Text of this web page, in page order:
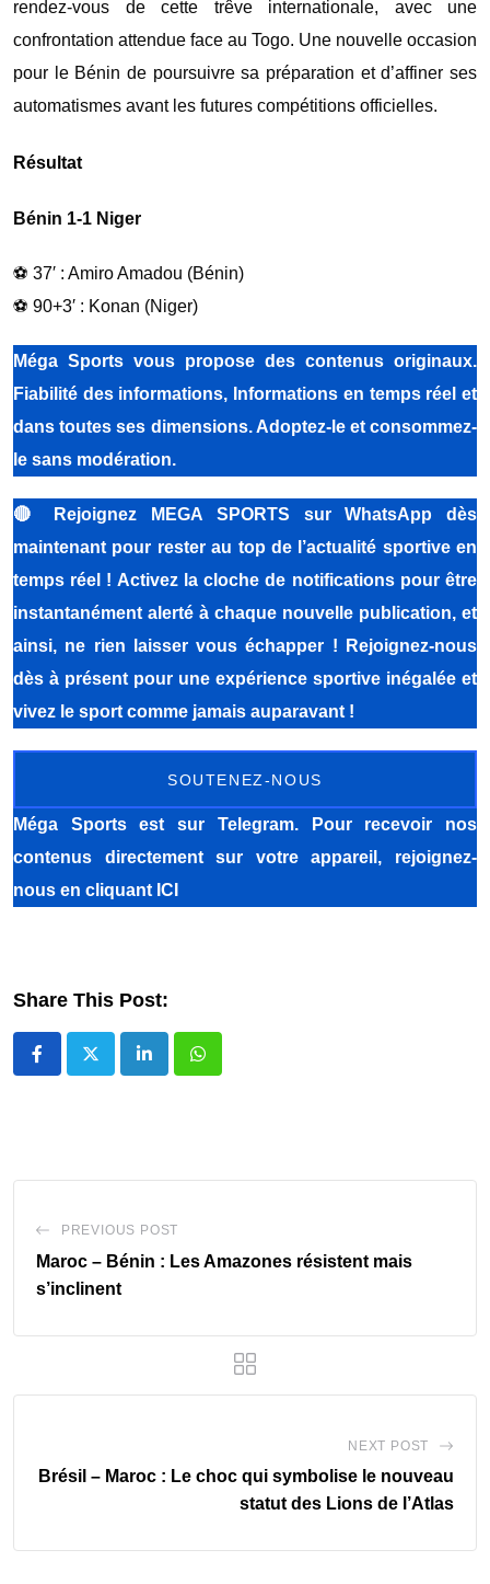
rendez-vous de cette trêve internationale, avec une
confrontation attendue face au Togo. Une nouvelle occasion
pour le Bénin de poursuivre sa préparation et d’affiner ses
automatismes avant les futures compétitions officielles.
Résultat
Bénin 1-1 Niger
⚽ 37′ : Amiro Amadou (Bénin)
⚽ 90+3′ : Konan (Niger)
Méga Sports vous propose des contenus originaux.
Fiabilité des informations, Informations en temps réel et
dans toutes ses dimensions. Adoptez-le et consommez-
le sans modération.
🔴
Rejoignez MEGA SPORTS sur WhatsApp dès
maintenant pour rester au top de l’actualité sportive en
temps réel ! Activez la cloche de notifications pour être
instantanément alerté à chaque nouvelle publication, et
ainsi, ne rien laisser vous échapper ! Rejoignez-nous
dès à présent pour une expérience sportive inégalée et
vivez le sport comme jamais auparavant !
SOUTENEZ-NOUS
Méga Sportsest sur Telegram. Pour recevoir nos
contenus directement sur votre appareil, rejoignez-
nous en cliquant ICI
Share This Post:
LinkedInWhatsapp
PREVIOUS POST
Maroc – Bénin : Les Amazones résistent mais
s’inclinent
NEXT POST
Brésil – Maroc : Le choc qui symbolise le nouveau
statut des Lions de l’Atlas